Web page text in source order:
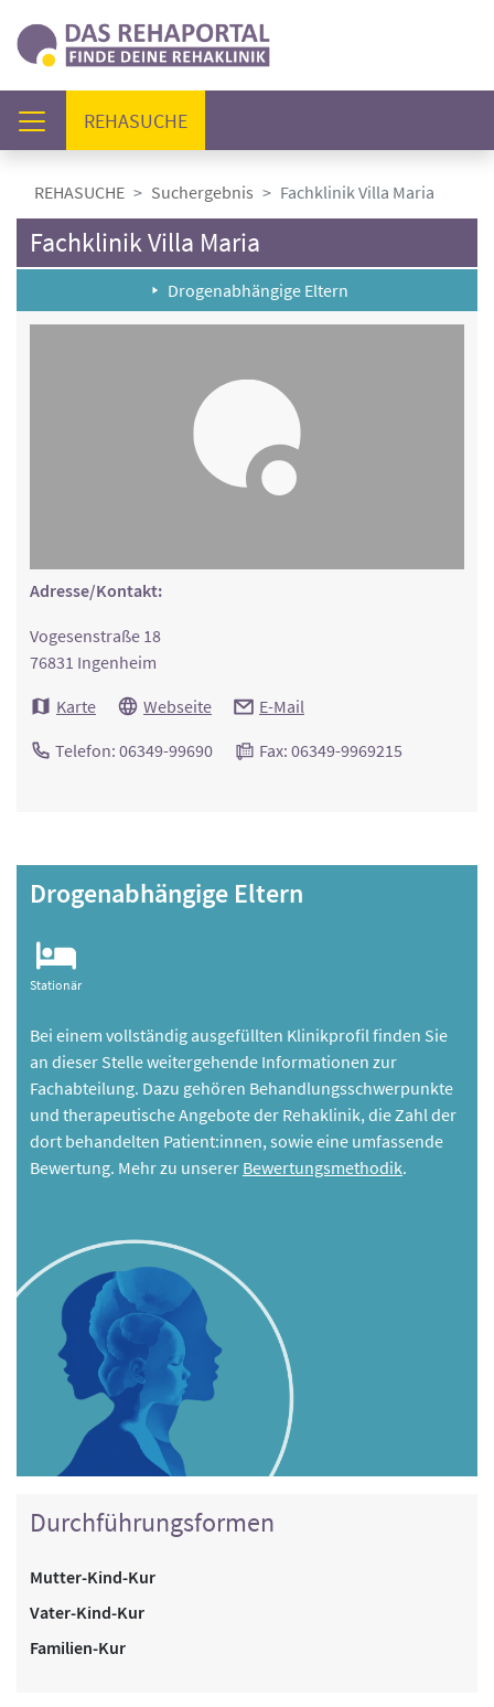
REHASUCHE(AKTUELL)
REHASUCHE Suchergebnis Fachklinik Villa Maria
Fachklinik Villa Maria
Drogenabhängige Eltern
Adresse/Kontakt:
Vogesenstraße 18
76831 Ingenheim
Karte
Webseite E-Mail
Telefon: 06349-99690 Fax: 06349-9969215
Drogenabhängige Eltern
Stationär
Bei einem vollständig ausgefüllten Klinikprofil finden Sie
an dieser Stelle weitergehende Informationen zur
Fachabteilung. Dazu gehören Behandlungsschwerpunkte
und therapeutische Angebote der Rehaklinik, die Zahl der
dort behandelten Patient:innen, sowie eine umfassende
Bewertung. Mehr zu unserer Bewertungsmethodik.
Durchführungsformen
Mutter-Kind-Kur
Vater-Kind-Kur
Familien-Kur